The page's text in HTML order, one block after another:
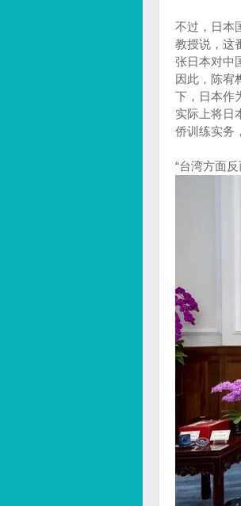
不过，日本
教授说，这
张日本对中
因此，陈宥
下，日本作
实际上将日
侨训练实务
“台湾方面